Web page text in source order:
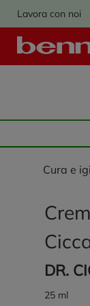
Lavora con noi
cura e
DR.
25 ml